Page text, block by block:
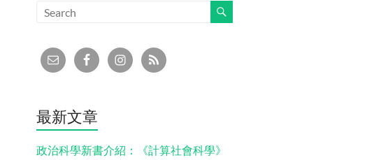
最新文章
政治科學新書介紹：《計算社會科學》